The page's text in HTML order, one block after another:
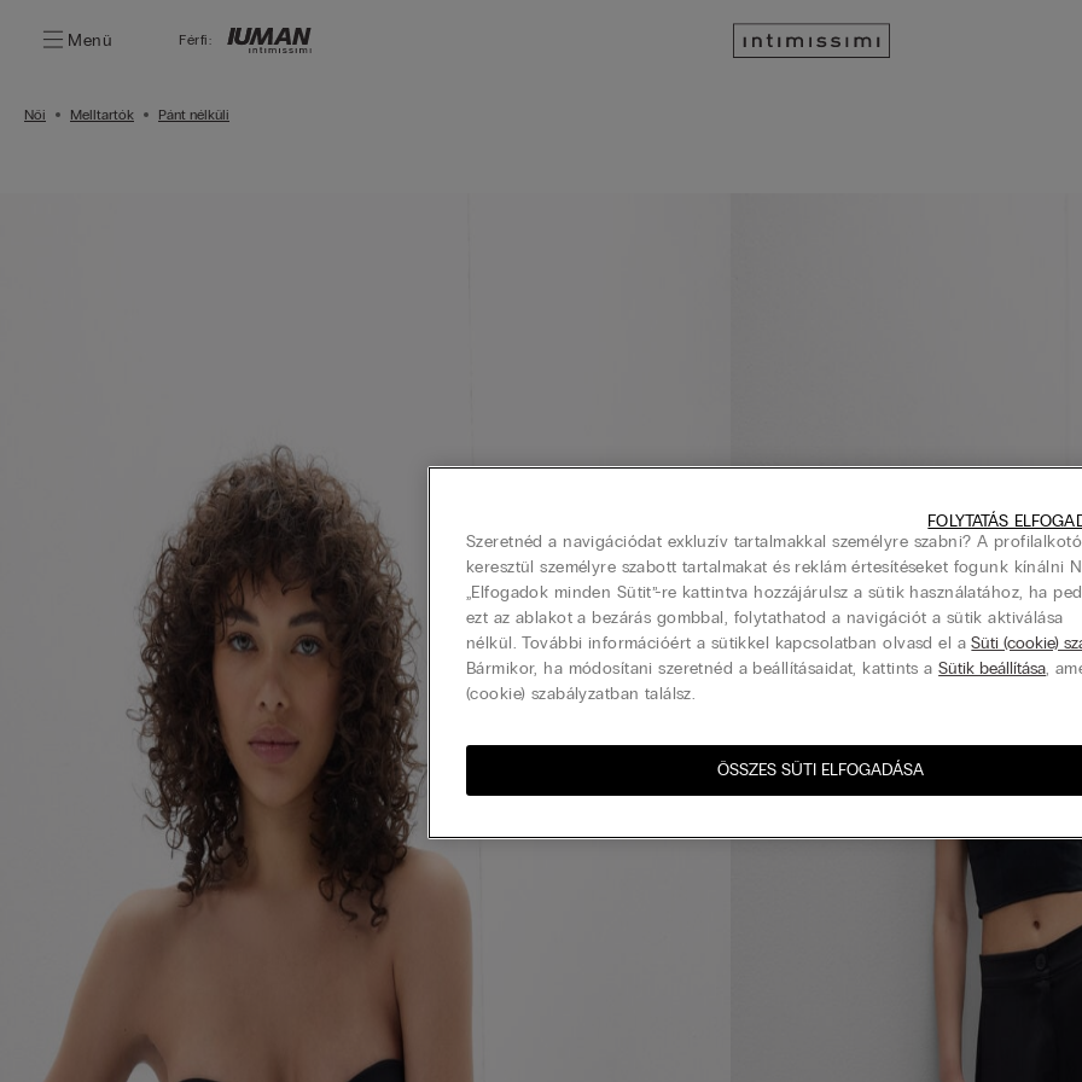
Menü Férfi:
Női Melltartók Pánt nélküli
Szeretnéd a navigációdat exkluzív tartalmakkal személyre szabni? A
keresztül személyre szabott tartalmakat és reklám értesítéseket fogunk kínálni
„Elfogadok minden Sütit”-re kattintva hozzájárulsz a sütik használatához, ha
ezt az ablakot a bezárás gombbal, folytathatod a navigációt a sütik aktiválása
nélkül. További információért a sütikkel kapcsolatban olvasd el aSüti (cookie)
Bármikor, ha módosítani szeretnéd a beállításaidat, kattints aSütik beállítása,
(cookie) szabályzatban találsz.
ÖSSZES SÜTI ELFOGADÁSA
FOLYTATÁS